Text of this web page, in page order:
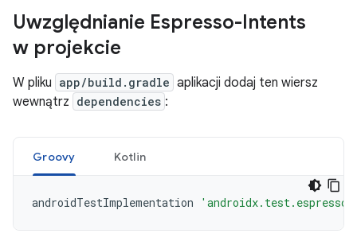
Uwzględnianie Espresso-Intents
w projekcie
W pliku app/build.gradle aplikacji dodaj ten wiersz
wewnątrz dependencies :
Groovy Kotlin
androidTestImplementation